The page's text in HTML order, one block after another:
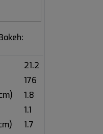
21.2
176
1.8
1.1
1.7